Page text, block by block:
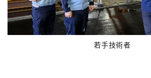
若手技術者